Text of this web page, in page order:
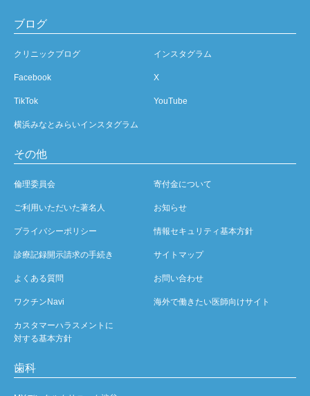
ブログ
クリニックブログ インスタグラム
Facebook X
TikTok YouTube
横浜みなとみらいインスタグラム
その他
倫理委員会 寄付金について
ご利用いただいた著名人 お知らせ
プライバシーポリシー 情報セキュリティ基本方針
診療記録開示請求の手続き サイトマップ
よくある質問 お問い合わせ
ワクチンNavi 海外で働きたい医師向けサイト
カスタマーハラスメントに
対する基本方針
歯科